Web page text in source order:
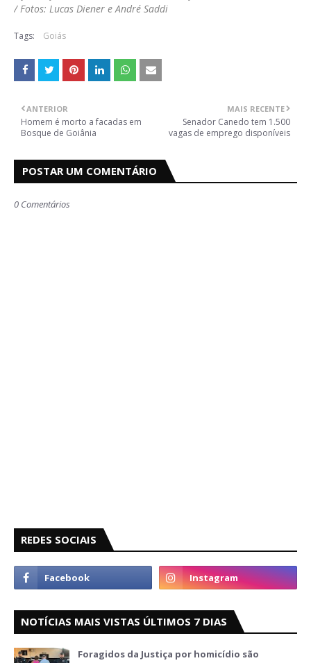
/ Fotos: Lucas Diener e André Saddi
Tags: Goiás
MAIS RECENTE
Senador Canedo tem 1.500
vagas de emprego disponíveis
ANTERIOR
Homem é morto a facadas em
Bosque de Goiânia
POSTAR UM COMENTÁRIO
0 Comentários
REDES SOCIAIS
NOTÍCIAS MAIS VISTAS ÚLTIMOS 7 DIAS
Foragidos da Justiça por homicídio são